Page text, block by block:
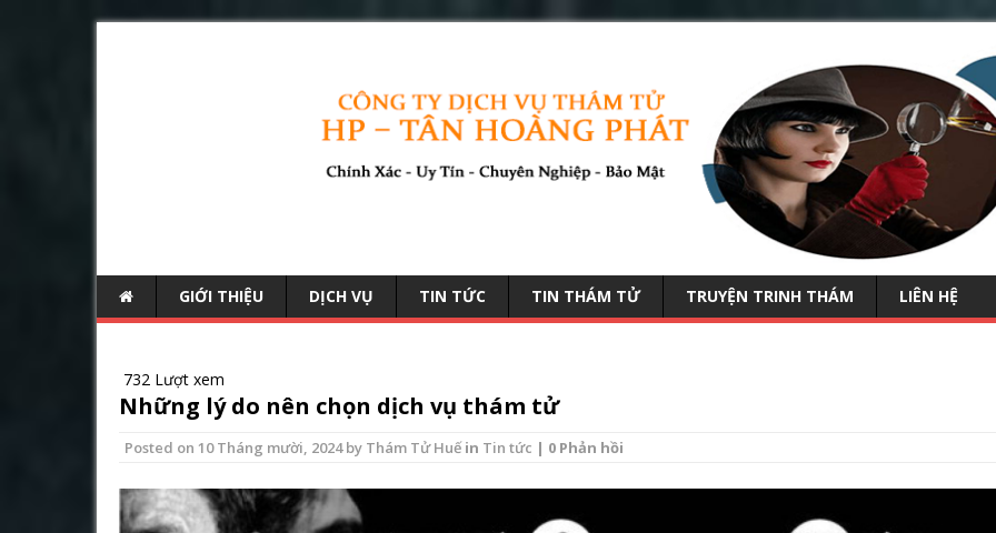
GIỚI THIỆU DỊCH VỤ TIN TỨC TIN THÁM TỬ TRUYỆN TRINH THÁM LIÊN HỆ
732 Lượt xem
Những lý do nên chọn dịch vụ thám tử
Posted on 10 Tháng mười, 2024by Thám Tử Huếin Tin tức | 0 Phản hồi